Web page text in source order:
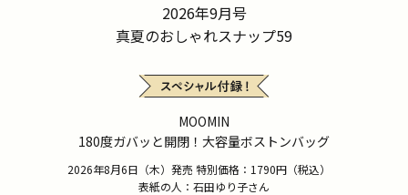
2026年9月号
真夏のおしゃれスナップ59
MOOMIN
180度ガバッと開閉！大容量ボストンバッグ
2026年8月6日（木）発売 特別価格：1790円（税込）
表紙の人：石田ゆり子さん